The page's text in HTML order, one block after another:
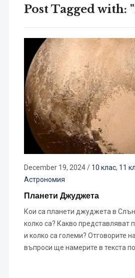
Post Tagged with:
December 19, 2024/ 10 клас, 11
Астрономия
Планети Джуджета
Кои са планети джуджета в
колко са? Какво представляват
и колко са големи? Отговорите
въпроси ще намерите в текста